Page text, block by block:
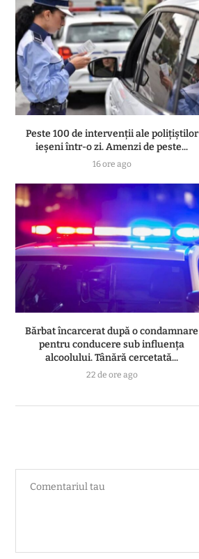
Peste 100 de intervenții ale polițiștilor
ieșeni într-o zi. Amenzi de peste...
16 ore ago
Bărbat încarcerat după o condamnare
pentru conducere sub influența
alcoolului. Tânără cercetată...
22 de ore ago